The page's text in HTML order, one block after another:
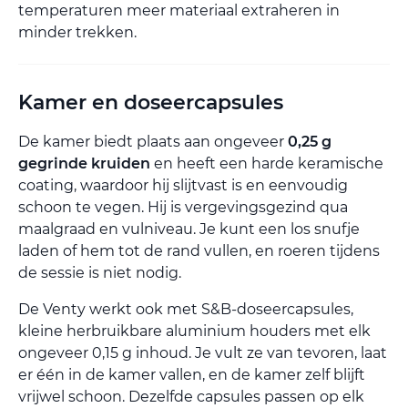
temperaturen meer materiaal extraheren in
minder trekken.
Kamer en doseercapsules
De kamer biedt plaats aan ongeveer 0,25 g
gegrinde kruiden en heeft een harde keramische
coating, waardoor hij slijtvast is en eenvoudig
schoon te vegen. Hij is vergevingsgezind qua
maalgraad en vulniveau. Je kunt een los snufje
laden of hem tot de rand vullen, en roeren tijdens
de sessie is niet nodig.
De Venty werkt ook met S&B-doseercapsules,
kleine herbruikbare aluminium houders met elk
ongeveer 0,15 g inhoud. Je vult ze van tevoren, laat
er één in de kamer vallen, en de kamer zelf blijft
vrijwel schoon. Dezelfde capsules passen op elk